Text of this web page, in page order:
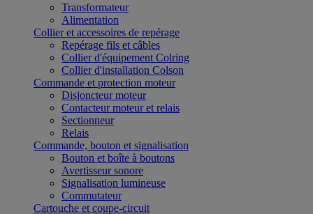
Transformateur
Alimentation
Collier et accessoires de repérage
Repérage fils et câbles
Collier d'équipement Colring
Collier d'installation Colson
Commande et protection moteur
Disjoncteur moteur
Contacteur moteur et relais
Sectionneur
Relais
Commande, bouton et signalisation
Bouton et boîte à boutons
Avertisseur sonore
Signalisation lumineuse
Commutateur
Cartouche et coupe-circuit